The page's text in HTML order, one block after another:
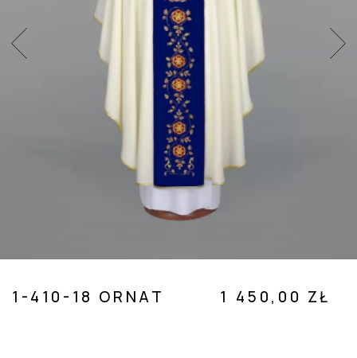
SUBMENU (SUTANNY I DODATKI )
SUBMENU (POZOSTAŁE )
1-410-18 ORNAT 1 450,00 ZŁ